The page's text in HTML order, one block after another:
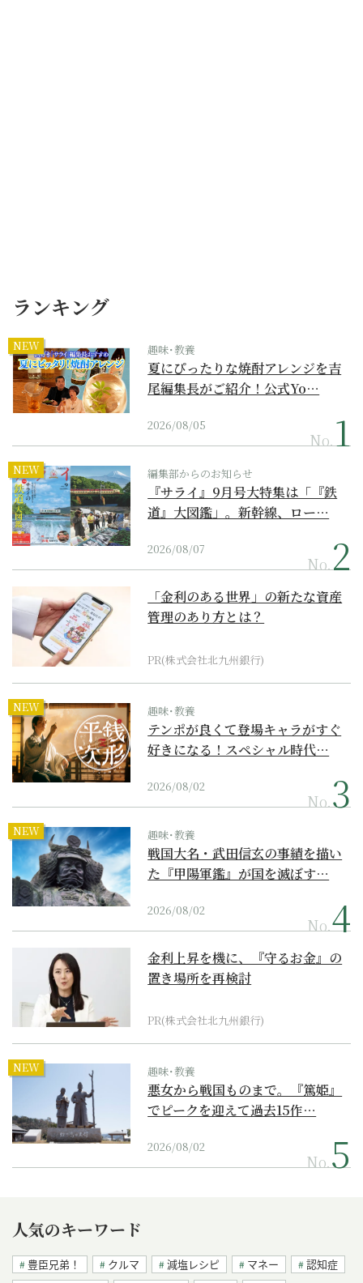
ランキング
NEW 趣味･教養
夏にぴったりな焼酎アレンジを吉
尾編集長がご紹介！公式Yo…
2026/08/05
No.
NEW 編集部からのお知らせ
『サライ』9月号大特集は「『鉄
道』大図鑑」。新幹線、ロー…
2026/08/07
No.
「金利のある世界」の新たな資産
管理のあり方とは？
PR(株式会社北九州銀行)
NEW 趣味･教養
テンポが良くて登場キャラがすぐ
好きになる！スペシャル時代…
2026/08/02
No.
NEW 趣味･教養
戦国大名・武田信玄の事績を描い
た『甲陽軍鑑』が国を滅ぼす…
2026/08/02
No.
金利上昇を機に、『守るお金』の
置き場所を再検討
PR(株式会社北九州銀行)
NEW 趣味･教養
悪女から戦国ものまで。『篤姫』
でピークを迎えて過去15作…
2026/08/02
No.
人気のキーワード
豊臣兄弟！ クルマ 減塩レシピ マネー
認知症